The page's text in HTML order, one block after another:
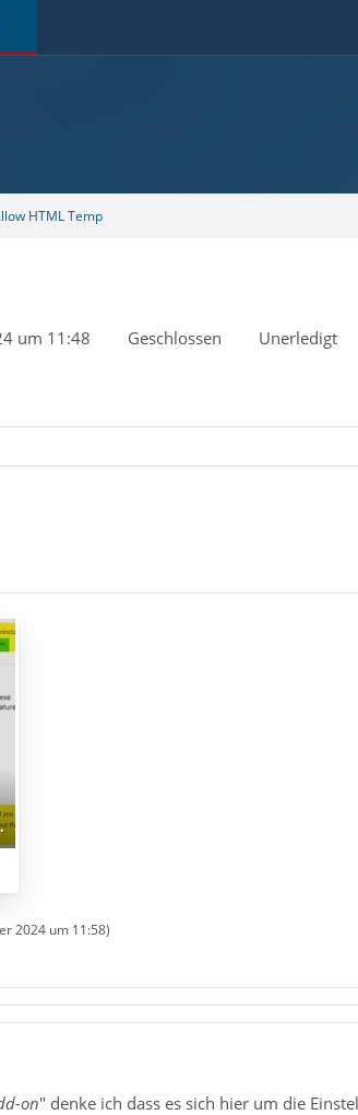
HTML Temp
um 11:48 Geschlossen Unerledigt
meta.jpg
2024 um 11:58)
on" denke ich dass es sich hier um die